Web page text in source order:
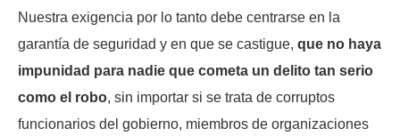
Nuestra exigencia por lo tanto debe centrarse en la
garantía de seguridad y en que se castigue, que no haya
impunidad para nadie que cometa un delito tan serio
como el robo, sin importar si se trata de corruptos
funcionarios del gobierno, miembros de organizaciones